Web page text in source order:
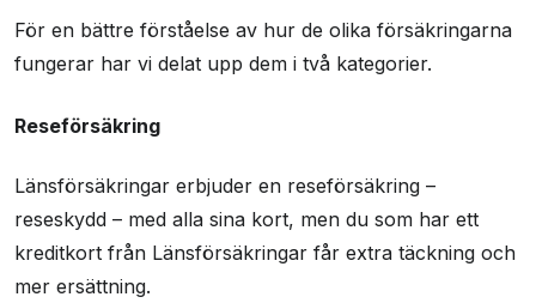
För en bättre förståelse av hur de olika försäkringarna
fungerar har vi delat upp dem i två kategorier.
Reseförsäkring
Länsförsäkringar erbjuder en reseförsäkring –
reseskydd – med alla sina kort, men du som har ett
kreditkort från Länsförsäkringar får extra täckning och
mer ersättning.